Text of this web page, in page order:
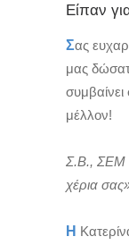
Είπαν
Σας
μας
μέλλον!
Σ.Β., ΣΕΜ
χέρια
Η